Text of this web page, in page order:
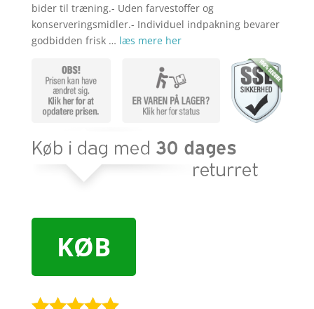
bider til træning.- Uden farvestoffer og
konserveringsmidler.- Individuel indpakning bevarer
godbidden frisk … læs mere her
KØB